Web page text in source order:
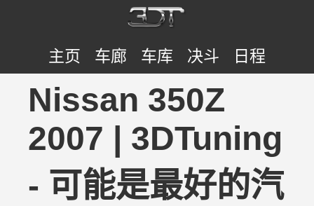
主页 车廊 车库 决斗 日程
Nissan 350Z
2007 | 3DTuning
- 可能是最好的汽